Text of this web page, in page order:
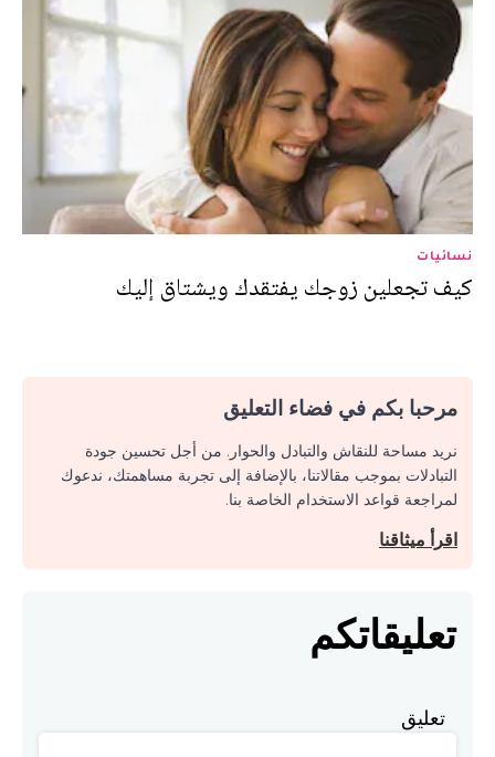
نسائيات
كيف تجعلين زوجك يفتقدك ويشتاق إليك
مرحبا بكم في فضاء التعليق
نريد مساحة للنقاش والتبادل والحوار. من أجل تحسين جودة
التبادلات بموجب مقالاتنا، بالإضافة إلى تجربة مساهمتك، ندعوك
لمراجعة قواعد الاستخدام الخاصة بنا.
اقرأ ميثاقنا
تعليقاتكم
تعليق